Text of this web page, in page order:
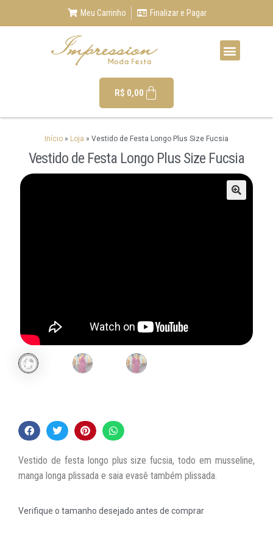
Meu Carrinho Finalizar e Pagar
R$ 0,00
Início » Loja » Vestido de Festa Longo Plus Size Fucsia
Vestido de Festa Longo Plus Size Fucsia
Vestido de festa longo plus size fucsia, todo em musseline,
manga longa plissada e saia evasê também plissada.
Verifique o tamanho desejado antes de comprar